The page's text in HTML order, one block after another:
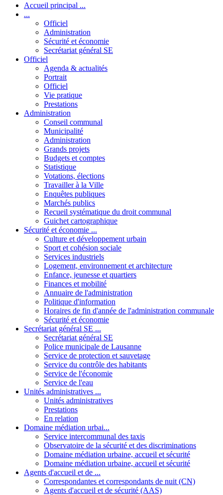
Accueil principal ...
...
Officiel
Administration
Sécurité et économie
Secrétariat général SE
Officiel
Agenda & actualités
Portrait
Officiel
Vie pratique
Prestations
Administration
Conseil communal
Municipalité
Administration
Grands projets
Budgets et comptes
Statistique
Votations, élections
Travailler à la Ville
Enquêtes publiques
Marchés publics
Recueil systématique du droit communal
Guichet cartographique
Sécurité et économie ...
Culture et développement urbain
Sport et cohésion sociale
Services industriels
Logement, environnement et architecture
Enfance, jeunesse et quartiers
Finances et mobilité
Annuaire de l'administration
Politique d'information
Horaires de fin d'année de l'administration communale
Sécurité et économie
Secrétariat général SE ...
Secrétariat général SE
Police municipale de Lausanne
Service de protection et sauvetage
Service du contrôle des habitants
Service de l'économie
Service de l'eau
Unités administratives ...
Unités administratives
Prestations
En relation
Domaine médiation urbai...
Service intercommunal des taxis
Observatoire de la sécurité et des discriminations
Domaine médiation urbaine, accueil et sécurité
Domaine médiation urbaine, accueil et sécurité
Agents d'accueil et de ...
Correspondantes et correspondants de nuit (CN)
Agents d'accueil et de sécurité (AAS)